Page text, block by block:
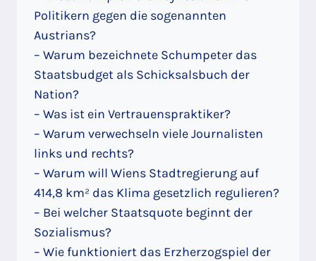
Politikern gegen die sogenannten
Austrians?
– Warum bezeichnete Schumpeter das
Staatsbudget als Schicksalsbuch der
Nation?
– Was ist ein Vertrauenspraktiker?
– Warum verwechseln viele Journalisten
links und rechts?
– Warum will Wiens Stadtregierung auf
414,8 km² das Klima gesetzlich regulieren?
– Bei welcher Staatsquote beginnt der
Sozialismus?
– Wie funktioniert das Erzherzogspiel der